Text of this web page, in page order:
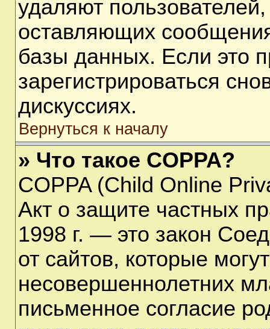
удаляют
оставляющих
базы данных. Если это
зарегистрироваться
дискуссиях.
Вернуться к началу
» Что такое COPPA?
COPPA (Child Online
Акт о защите частных
1998 г. — это закон
от сайтов, которые
несовершеннолетних
письменное согласие